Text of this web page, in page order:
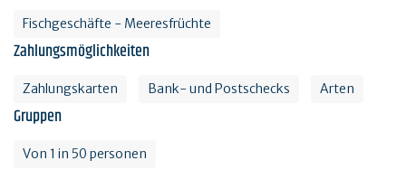
Fischgeschäfte - Meeresfrüchte
Zahlungsmöglichkeiten
Zahlungskarten Bank- und Postschecks Arten
Gruppen
Von 1 in 50 personen